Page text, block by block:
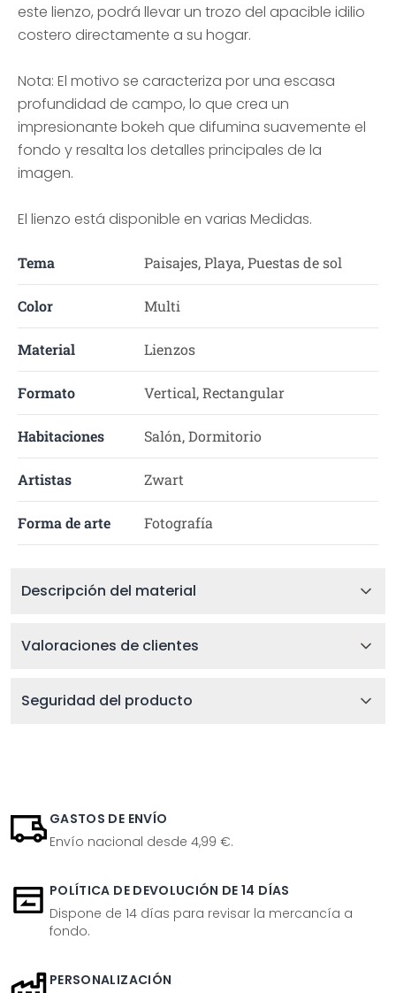
este lienzo, podrá llevar un trozo del apacible idilio
costero directamente a su hogar.
Nota: El motivo se caracteriza por una escasa
profundidad de campo, lo que crea un
impresionante bokeh que difumina suavemente el
fondo y resalta los detalles principales de la
imagen.
El lienzo está disponible en varias Medidas.
Tema Paisajes, Playa, Puestas de sol
Color Multi
Material Lienzos
Formato Vertical, Rectangular
Habitaciones Salón, Dormitorio
Artistas Zwart
Forma de arte Fotografía
Descripción del material
Valoraciones de clientes
Seguridad del producto
GASTOS DE ENVÍO
Envío nacional desde 4,99 €.
POLÍTICA DE DEVOLUCIÓN DE 14 DÍAS
Dispone de 14 días para revisar la mercancía a
fondo.
PERSONALIZACIÓN